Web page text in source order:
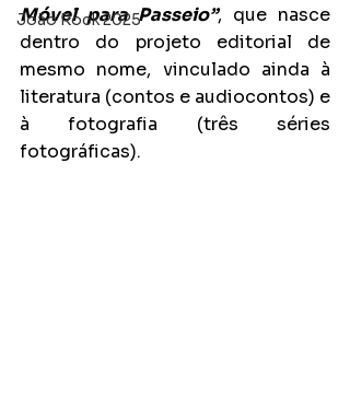
João Rock 2025
Móvel para Passeio”, que nasce
dentro do projeto editorial de
mesmo nome, vinculado ainda à
literatura (contos e audiocontos) e
à fotografia (três séries
fotográficas).